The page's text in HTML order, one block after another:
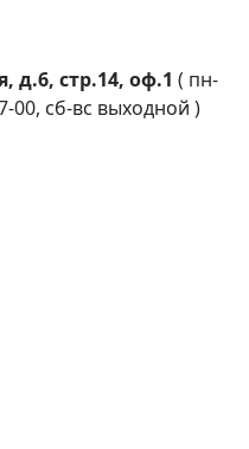
д.6, стр.14, оф.1 ( пн-
00, сб-вс выходной )